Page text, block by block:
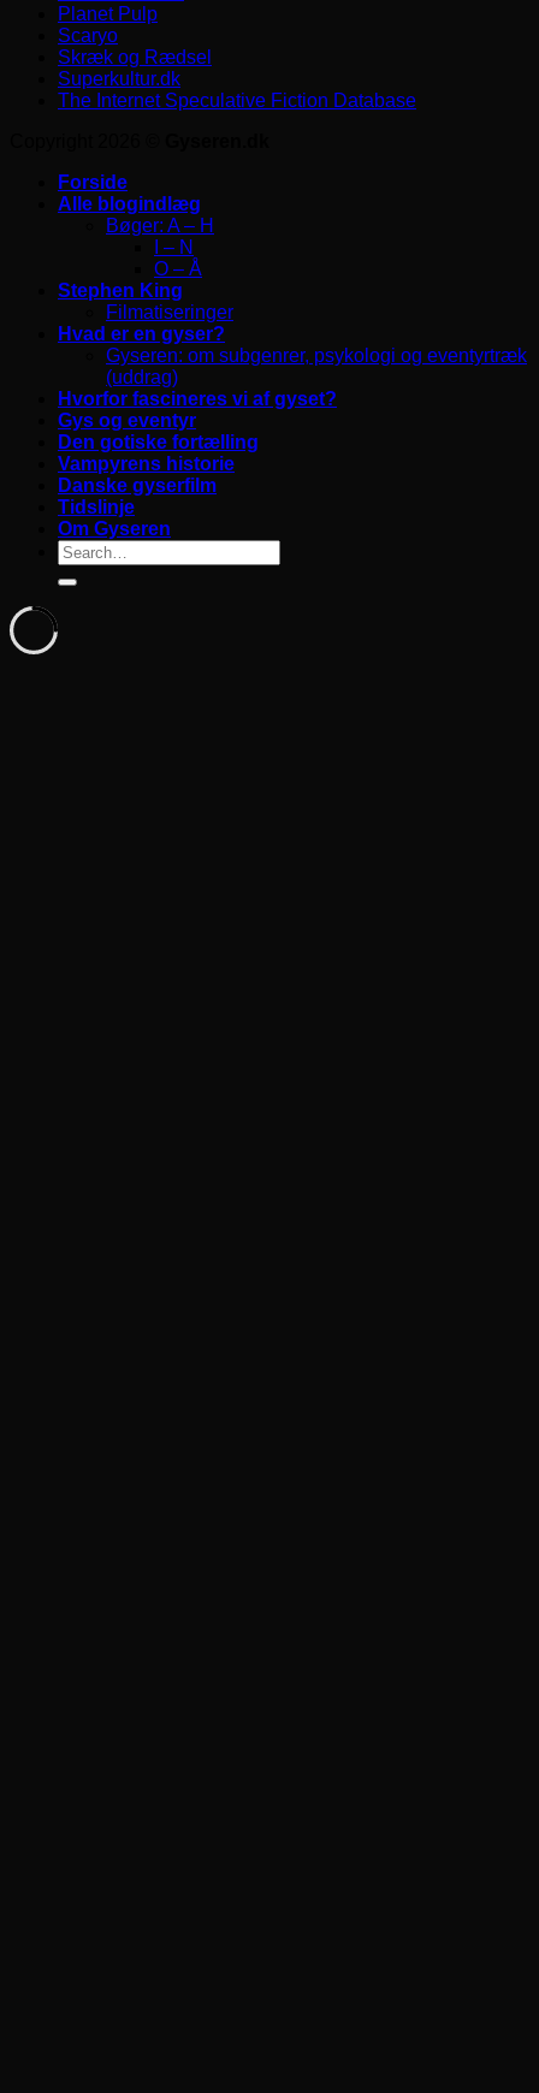
Planet Pulp
Scaryo
Skræk og Rædsel
Superkultur.dk
The Internet Speculative Fiction Database
Forside
Alle blogindlæg
Bøger: A – H
I – N
O – Å
Stephen King
Filmatiseringer
Hvad er en gyser?
Gyseren: om subgenrer, psykologi og eventyrtræk
(uddrag)
Hvorfor fascineres vi af gyset?
Gys og eventyr
Den gotiske fortælling
Vampyrens historie
Danske gyserfilm
Tidslinje
Om Gyseren